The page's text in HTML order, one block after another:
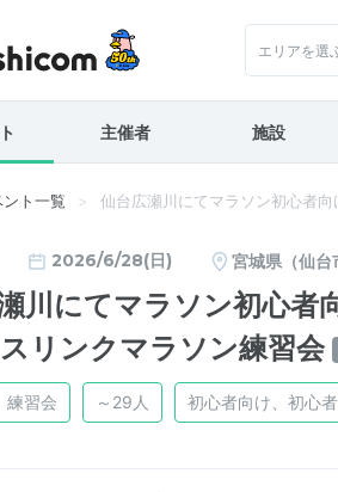
エリアを選
主催者 施設
ント一覧 仙台広瀬川にてマラソン初心者
2026/6/28(日) 宮城県（仙台
川にてマラソン初心者
リンクマラソン練習会
練習会 ～29人 初心者向け、初心